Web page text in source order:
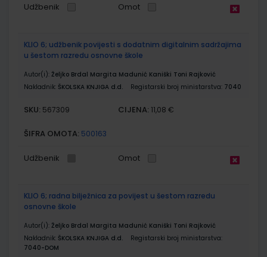
Udžbenik Omot
KLIO 6; udžbenik povijesti s dodatnim digitalnim sadržajima
u šestom razredu osnovne škole
Autor(i): Željko Brdal Margita Madunić Kaniški Toni Rajković
Nakladnik: ŠKOLSKA KNJIGA d.d. Registarski broj ministarstva: 7040
SKU: 567309 CIJENA: 11,08 €
ŠIFRA OMOTA: 500163
Udžbenik Omot
KLIO 6; radna bilježnica za povijest u šestom razredu
osnovne škole
Autor(i): Željko Brdal Margita Madunić Kaniški Toni Rajković
Nakladnik: ŠKOLSKA KNJIGA d.d.
Registarski broj ministarstva:
7040-DOM